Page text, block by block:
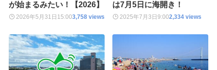
が始まるみたい！【2026】
2026年5月31日 15:003,758 views
は7月5日に海開き！
2025年7月3日9:002,334 views